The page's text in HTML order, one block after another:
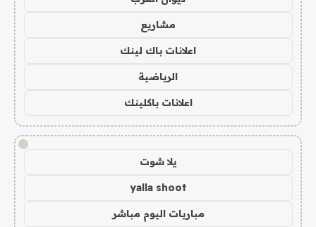
مشاريع
اعلانات باك لينك
الرياضية
اعلانات باكلينك
!
يلا شوت
yalla shoot
مباريات اليوم مباشر